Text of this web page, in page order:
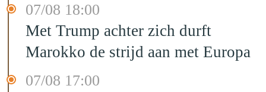
07/08 18:00
Met Trump achter zich durft
Marokko de strijd aan met Europa
07/08 17:00